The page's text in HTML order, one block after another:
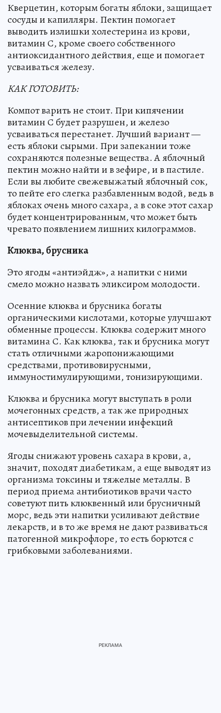
Кверцетин, которым богаты яблоки, защищает
сосуды и капилляры. Пектин помогает
выводить излишки холестерина из крови,
витамин С, кроме своего собственного
антиоксидантного действия, еще и помогает
усваиваться железу.
КАК ГОТОВИТЬ:
Компот варить не стоит. При кипячении
витамин С будет разрушен, и железо
усваиваться перестанет. Лучший вариант —
есть яблоки сырыми. При запекании тоже
сохраняются полезные вещества. А яблочный
пектин можно найти и в зефире, и в пастиле.
Если вы любите свежевыжатый яблочный сок,
то пейте его слегка разбавленным водой, ведь в
яблоках очень много сахара, а в соке этот сахар
будет концентрированным, что может быть
чревато появлением лишних килограммов.
Клюква, брусника
Это ягоды «антиэйдж», а напитки с ними
смело можно назвать эликсиром молодости.
Осенние клюква и брусника богаты
органическими кислотами, которые улучшают
обменные процессы. Клюква содержит много
витамина С. Как клюква, так и брусника могут
стать отличными жаропонижающими
средствами, противовирусными,
иммуностимулирующими, тонизирующими.
Клюква и брусника могут выступать в роли
мочегонных средств, а так же природных
антисептиков при лечении инфекций
мочевыделительной системы.
Ягоды снижают уровень сахара в крови, а,
значит, походят диабетикам, а еще выводят из
организма токсины и тяжелые металлы. В
период приема антибиотиков врачи часто
советуют пить клюквенный или брусничный
морс, ведь эти напитки усиливают действие
лекарств, и в то же время не дают развиваться
патогенной микрофлоре, то есть борются с
грибковыми заболеваниями.